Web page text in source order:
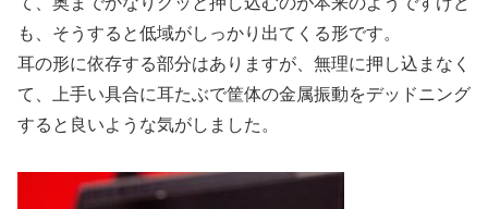
も、そうすると低域がしっかり出てくる形です。
耳の形に依存する部分はありますが、無理に押し込まなく
て、上手い具合に耳たぶで筐体の金属振動をデッドニング
すると良いような気がしました。